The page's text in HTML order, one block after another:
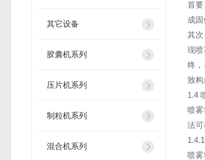
其它设备
胶囊机系列
压片机系列
制粒机系列
混合机系列
首
成
其
现喷
终
致构
1.4
喷
法可
喷